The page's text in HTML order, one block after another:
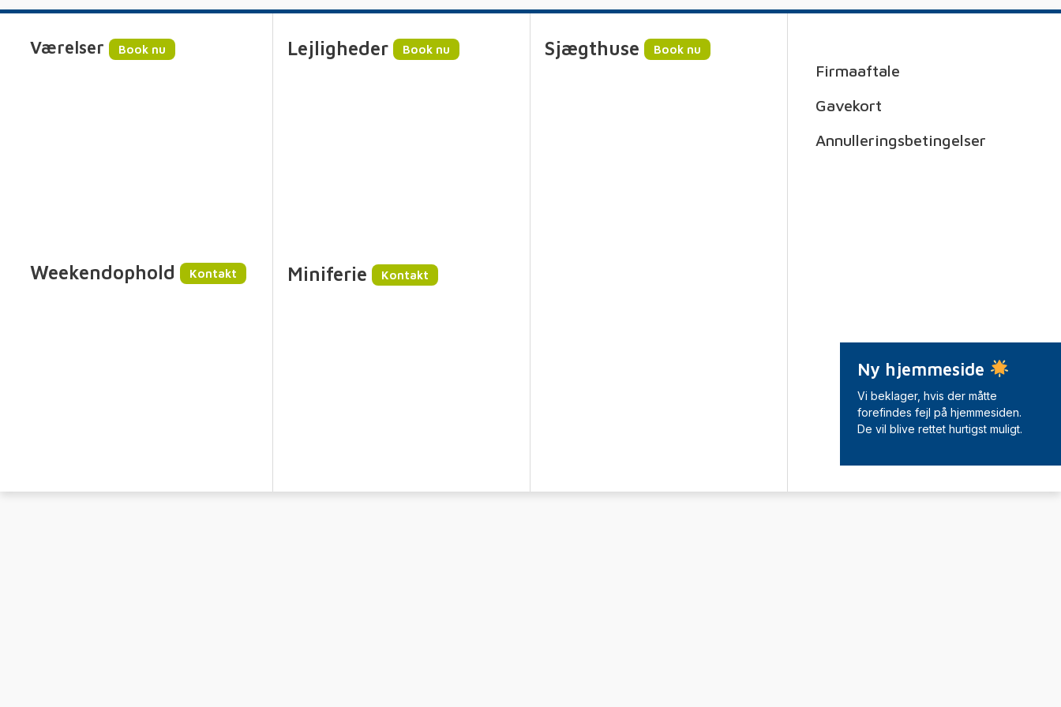
Værelser Book nu
Weekendophold Kontakt
Lejligheder Book nu
Miniferie Kontakt
Sjægthuse Book nu
Firmaaftale
Gavekort
Annulleringsbetingelser
Ny hjemmeside
Vi beklager, hvis der måtte
forefindes fejl på hjemmesiden.
De vil blive rettet hurtigst muligt.